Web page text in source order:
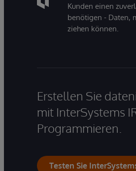
Kunden einen
benötigen - Daten,
ziehen können.
Erstellen Sie
mit InterSystems
Programmieren.
Testen Sie